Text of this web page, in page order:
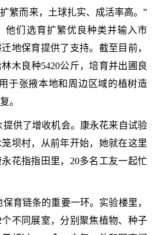
繁而来，土球扎实、成活率高。”
他们选育扩繁优良种类并输入市
地保育提供了支持。截至目前，
木良种5420公斤，培育并出圃良
于张掖本地和周边区域的植树造
。
供了增收机会。康永花来自试验
坝村，从前年开始，她就在这里
花指指田里，20多名工友一起忙
育链条的重要一环。实验楼里，
不同展室，分别聚焦植物、种子